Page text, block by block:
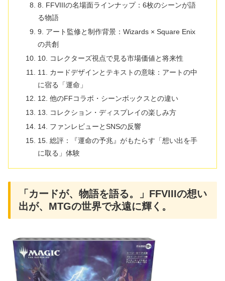
8. FFVIIIの名場面ラインナップ：6枚のシーンが語
る物語
9. アート監修と制作背景：Wizards × Square Enix
の共創
10. コレクターズ視点で見る市場価値と将来性
11. カードデザインとテキストの意味：アートの中
に宿る「運命」
12. 他のFFコラボ・シーンボックスとの違い
13. コレクション・ディスプレイの楽しみ方
14. ファンレビューとSNSの反響
15. 総評：『運命の予兆』がもたらす「想い出を手
に取る」体験
「カードが、物語を語る。」FFVIIIの想い
出が、MTGの世界で永遠に輝く。